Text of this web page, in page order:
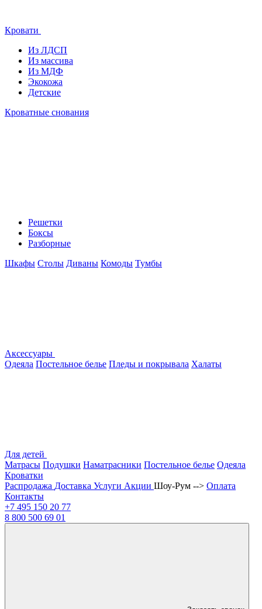
Кровати
Из ЛДСП
Из массива
Из МДФ
Экокожа
Детские
Кроватные снования
Решетки
Боксы
Разборные
Шкафы Столы Диваны Комоды Тумбы
Аксессуары
Одеяла Постельное белье Пледы и покрывала Халаты
Для детей
Матрасы Подушки Наматрасники Постельное белье Одеяла
Кроватки
Распродажа Доставка Услуги Акции Шоу-Рум --> Оплата
Контакты
+7 495 150 20 77
8 800 500 69 01